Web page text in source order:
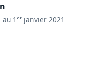
1ᵉʳ janvier 2021